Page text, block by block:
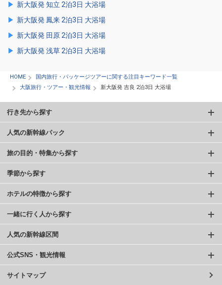
新大阪発 知立 2泊3日 大浴場
新大阪発 鳳来 2泊3日 大浴場
新大阪発 田原 2泊3日 大浴場
新大阪発 浅草 2泊3日 大浴場
HOME
国内旅行・パッケージツアーに関する注目キーワード一覧
大阪旅行・ツアー・観光情報
新大阪発 吉良 2泊3日 大浴場
行き先から探す
人気の新幹線パック
旅の目的・特集から探す
季節から探す
ホテルの特徴から探す
一緒に行く人から探す
人気の新幹線区間
公式SNS・観光情報
サイトマップ